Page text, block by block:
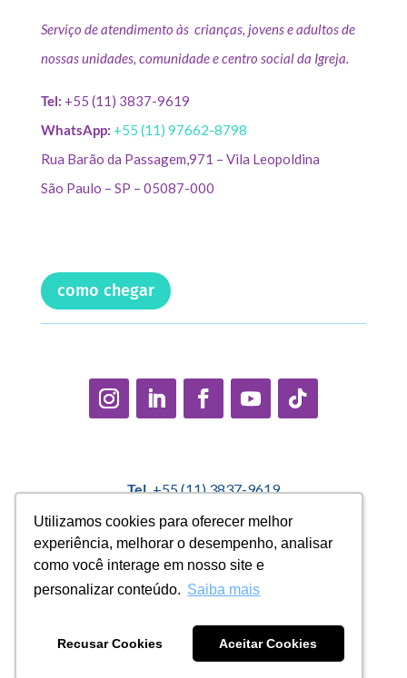
Utilizamos cookies para oferecer melhor
experiência, melhorar o desempenho, analisar
como você interage em nosso site e
personalizar conteúdo. Saiba mais
Recusar Cookies Aceitar Cookies
Utilizamos cookies para oferecer melhor
experiência, melhorar o desempenho, analisar
como você interage em nosso site e
personalizar conteúdo. Saiba mais
Recusar Cookies Aceitar Cookies
Serviço de atendimento às crianças, jovens e adultos de
nossas unidades, comunidade e centro social da Igreja.
Tel: +55 (11) 3837-9619
WhatsApp: +55 (11) 97662-8798
Rua Barão da Passagem,971 – Vila Leopoldina
São Paulo – SP – 05087-000
como chegar
Tel.+55 (11) 3837-9619
Política Interna de Proteção de Dados |Encarregado de
Dados: Marcelo Correa |
denuncias@casadopequenocidadao.org.br